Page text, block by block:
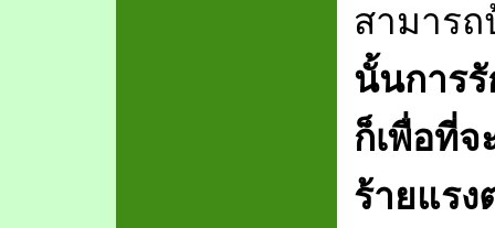
สามาร
นั้นการ
ก็เพื่อที่
ร้ายแรง